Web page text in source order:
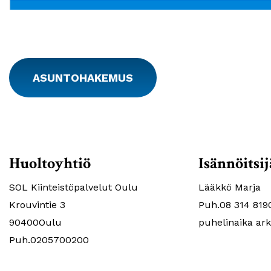
ASUNTOHAKEMUS
Huoltoyhtiö
SOL Kiinteistöpalvelut Oulu
Krouvintie 3
90400Oulu
Puh.0205700200
Lääkkö Marja
Puh.08 314
puhelinaika